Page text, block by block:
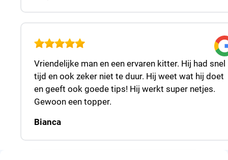
Vriendelijke man en een ervaren kitter. Hij had snel
tijd en ook zeker niet te duur. Hij weet wat hij doet
en geeft ook goede tips! Hij werkt super netjes.
Gewoon een topper.
Bianca